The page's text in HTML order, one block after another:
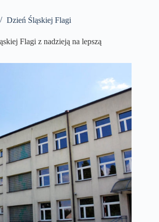
Dzień Śląskiej Flagi
Flagi z nadzieją na lepszą